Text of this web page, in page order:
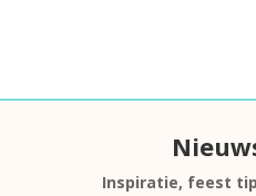
Inspiratie, feest